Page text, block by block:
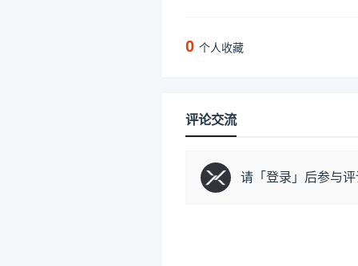
0 个人收藏
评论交流
请「 登录 」后参与